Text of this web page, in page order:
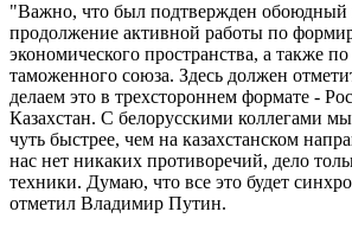
"Важно, что был подтвержден обоюдный
продолжение активной работы по
экономического пространства, а также
таможенного союза. Здесь должен
делаем это в трехстороннем формате -
Казахстан. С белорусскими коллегами
чуть быстрее, чем на казахстанском
нас нет никаких противоречий, дело
техники. Думаю, что все это будет
отметил Владимир Путин.